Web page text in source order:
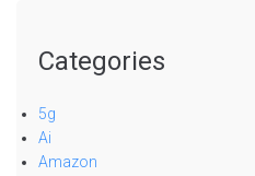
Categories
5g
Ai
Amazon